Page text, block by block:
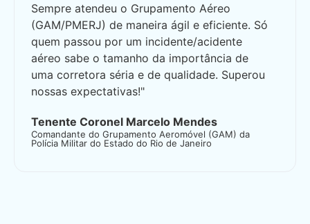
Sempre atendeu o Grupamento Aéreo
(GAM/PMERJ) de maneira ágil e eficiente. Só
quem passou por um incidente/acidente
aéreo sabe o tamanho da importância de
uma corretora séria e de qualidade. Superou
nossas expectativas!"
Tenente Coronel Marcelo Mendes
Comandante do Grupamento Aeromóvel (GAM) da
Polícia Militar do Estado do Rio de Janeiro